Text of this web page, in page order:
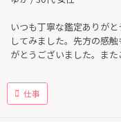
いつも丁寧な鑑定ありが
してみました。先方の感
がとうございました。また
仕事